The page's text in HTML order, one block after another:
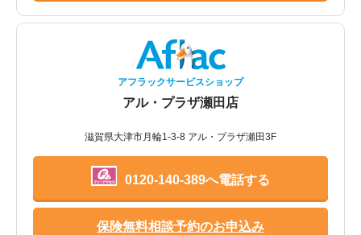
アフラックサービスショップ
アル・プラザ瀬田店
滋賀県大津市月輪1-3-8 アル・プラザ瀬田3F
0120-140-389へ電話する
保険無料相談予約のお申込み